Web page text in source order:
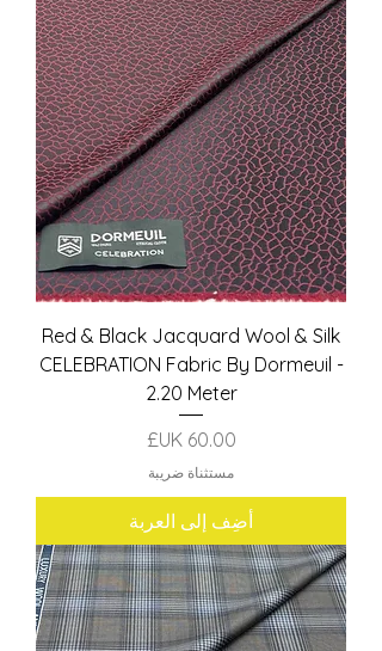
Red & Black Jacquard Wool & Silk
CELEBRATION Fabric By Dormeuil -
2.20 Meter
السعر
مستثناة ضريبة
أضِف إلى العربة